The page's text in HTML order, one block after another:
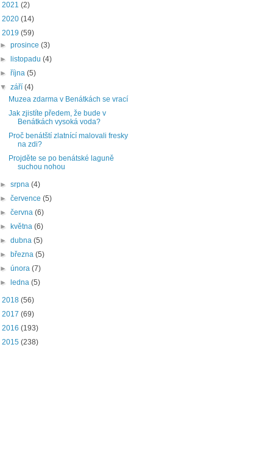
2021 (2)
2020 (14)
2019 (59)
► prosince (3)
►
listopadu (4)
► října (5)
▼ září (4)
Muzea zdarma v Benátkách se vrací
Jak zjistíte předem, že bude v
Benátkách vysoká voda?
Proč benátští zlatnící malovali fresky
na zdi?
Projděte se po benátské laguně
suchou nohou
► srpna (4)
► července (5)
► června (6)
►
května (6)
► dubna (5)
► března (5)
► února (7)
►
ledna (5)
2018 (56)
2017 (69)
2016 (193)
2015 (238)